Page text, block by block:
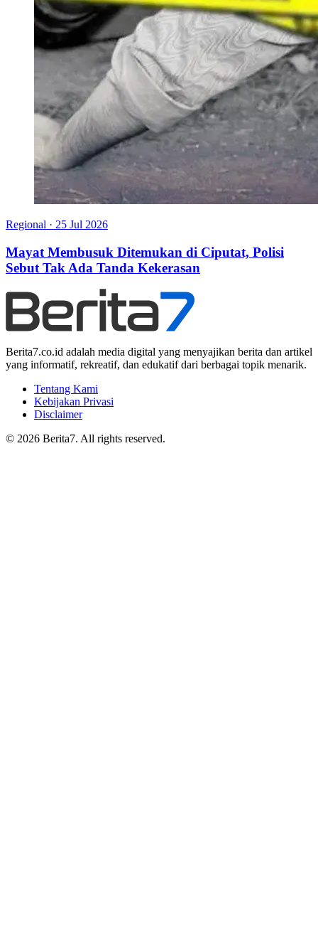
Regional · 25 Jul 2026
Mayat Membusuk Ditemukan di Ciputat, Polisi
Sebut Tak Ada Tanda Kekerasan
Berita7.co.id adalah media digital yang menyajikan berita dan artikel
yang informatif, rekreatif, dan edukatif dari berbagai topik menarik.
Tentang Kami
Kebijakan Privasi
Disclaimer
© 2026 Berita7. All rights reserved.